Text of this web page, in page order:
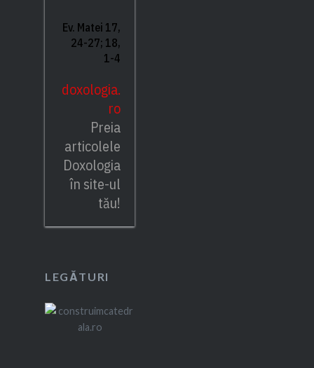
Ev. Matei 17,
24-27; 18,
1-4
doxologia.
ro
Preia
articolele
Doxologia
în site-ul
tău!
LEGĂTURI